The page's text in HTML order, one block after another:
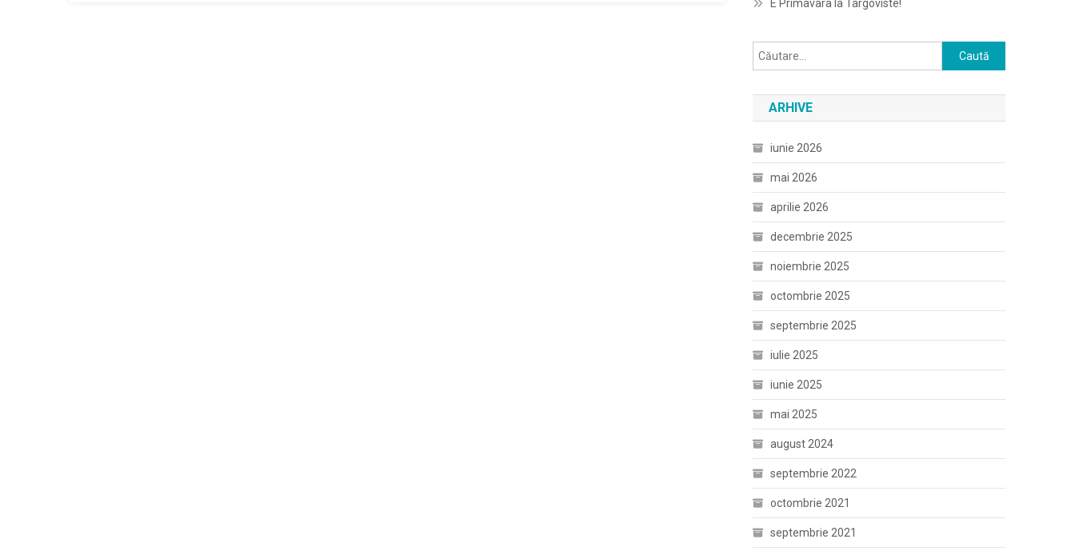
E Primavara la Targoviste!
Caută
după:
ARHIVE
iunie 2026
mai 2026
aprilie 2026
decembrie 2025
noiembrie 2025
octombrie 2025
septembrie 2025
iulie 2025
iunie 2025
mai 2025
august 2024
septembrie 2022
octombrie 2021
septembrie 2021